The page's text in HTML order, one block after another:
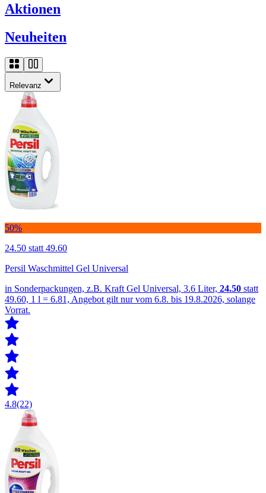
Aktionen
Neuheiten
Relevanz
50%
24.50 statt 49.60
Persil Waschmittel Gel Universal
in Sonderpackungen, z.B. Kraft Gel Universal, 3.6 Liter, 24.50 statt
49.60, 1 l = 6.81, Angebot gilt nur vom 6.8. bis 19.8.2026, solange
Vorrat.
4.8(22)